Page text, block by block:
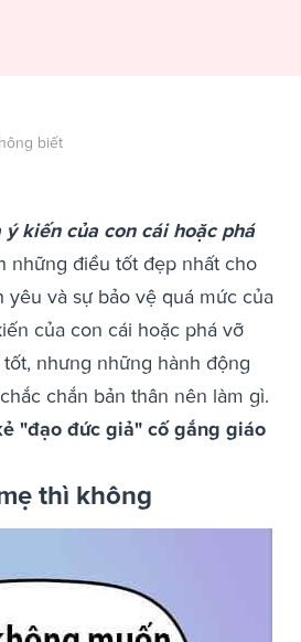
biết
kiến của con cái hoặc phá
những điều tốt đẹp nhất cho
và sự bảo vệ quá mức của
​​của con cái hoặc phá vỡ
nhưng những hành động
chắn bản thân nên làm gì.
"đạo đức giả" cố gắng giáo
thì không